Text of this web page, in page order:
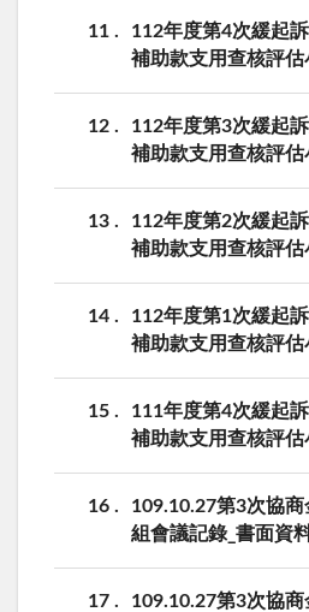
11
112年度第4次緩起
補助款支用查核評
12
112年度第3次緩起
補助款支用查核評
13
112年度第2次緩起
補助款支用查核評
14
112年度第1次緩起
補助款支用查核評
15
111年度第4次緩起
補助款支用查核評
16
109.10.27第3次協
組會議記錄_書面資
17
109.10.27第3次協